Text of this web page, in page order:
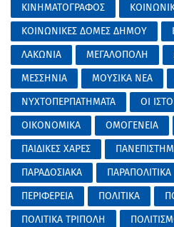
ΚΙΝΗΜΑΤΟΓΡΑΦΟΣ
ΚΟΙΝΩΝΙΚΕΣ ΔΟΜΕΣ ΔΗΜΟΥ
ΛΑΚΩΝΙΑ
ΜΕΓΑΛΟΠΟΛΗ
ΜΕΣΣΗΝΙΑ
ΜΟΥΣΙΚΑ ΝΕΑ
ΝΥΧΤΟΠΕΡΠΑΤΗΜΑΤΑ
ΟΙ
ΟΙΚΟΝΟΜΙΚΑ
ΟΜΟΓΕΝΕΙΑ
ΠΑΙΔΙΚΕΣ ΧΑΡΕΣ
ΠΑΡΑΔΟΣΙΑΚΑ
ΠΑΡΑΠΟΛΙΤΙΚΑ
ΠΕΡΙΦΕΡΕΙΑ
ΠΟΛΙΤΙΚΑ
ΠΟΛΙΤΙΚΑ ΤΡΙΠΟΛΗ